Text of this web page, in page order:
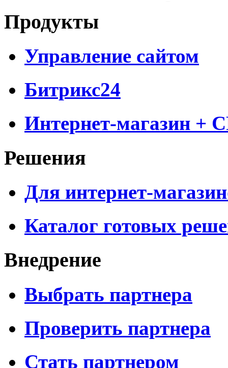
Продукты
Управление сайтом
Битрикс24
Интернет-магазин +
Решения
Для интернет-
Каталог готовых
Внедрение
Выбрать партнера
Проверить партнера
Стать партнером